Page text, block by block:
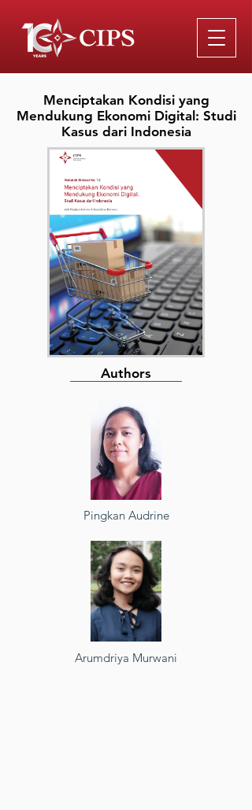
Menciptakan Kondisi yang
Mendukung Ekonomi Digital: Studi
Kasus dari Indonesia
Authors
Pingkan Audrine
Arumdriya Murwani